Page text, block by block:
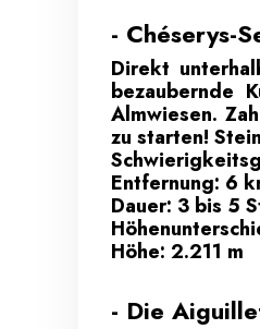
- Chéserys-
Direkt
bezaubernde
Almwiesen.
zu starten!
Entfernung: 6
Dauer: 3 bis 5
Höhe: 2.211 m
- Die